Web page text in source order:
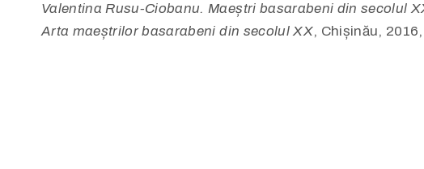
Valentina Rusu-Ciobanu. Maeștri basarabeni din secolul
Arta maeștrilor basarabeni din secolul XX, Chișinău,